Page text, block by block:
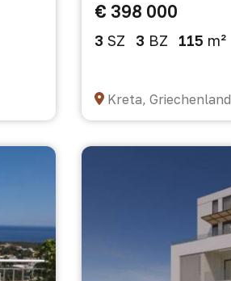
€ 398 000
3 SZ 3 BZ 115 m²
Kreta, Griechenland